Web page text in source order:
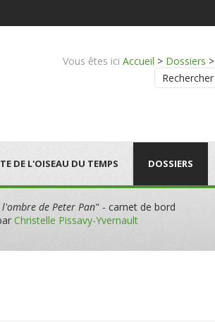
Vous êtes ici Accueil > Dossiers >
Rechercher
DE L'OISEAU DU TEMPS DOSSIERS
de Peter Pan" - carnet de bord
Christelle Pissavy-Yvernault